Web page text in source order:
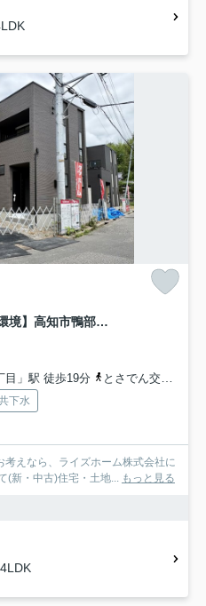
【夏涼しく冬暖かい快適な住環境】高知市鴨部Ⅳ2号地 新築一戸建て
目」駅 徒歩19分
とさでん交通「鏡川団地前」バス停下車 徒歩4分
下水
えなら、ライズホーム株式会社に
(新・中古)住宅・土地... もっと見る